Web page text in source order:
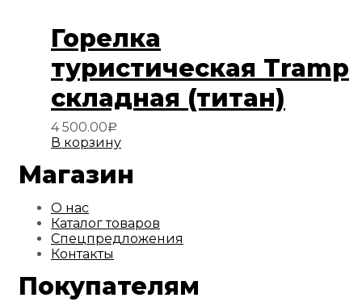
Горелка
туристическая Tramp
складная (титан)
4 500.00Р
В корзину
Магазин
О нас
Каталог товаров
Спецпредложения
Контакты
Покупателям